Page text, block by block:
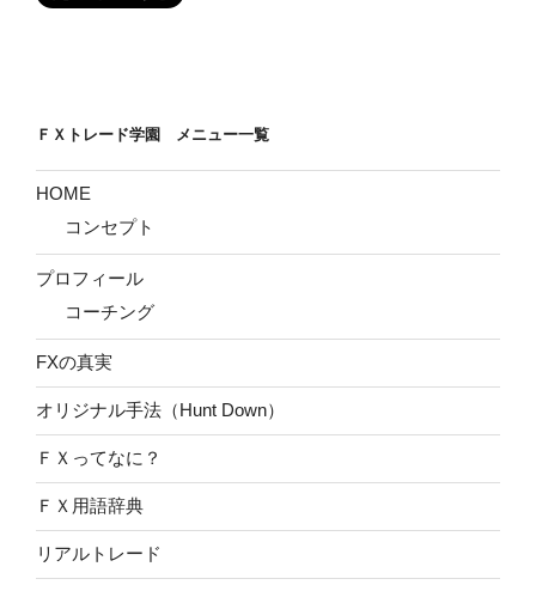
は”
ＦＸトレード学園 メニュー一覧
HOME
コンセプト
プロフィール
コーチング
FXの真実
オリジナル手法（Hunt Down）
ＦＸってなに？
ＦＸ用語辞典
リアルトレード